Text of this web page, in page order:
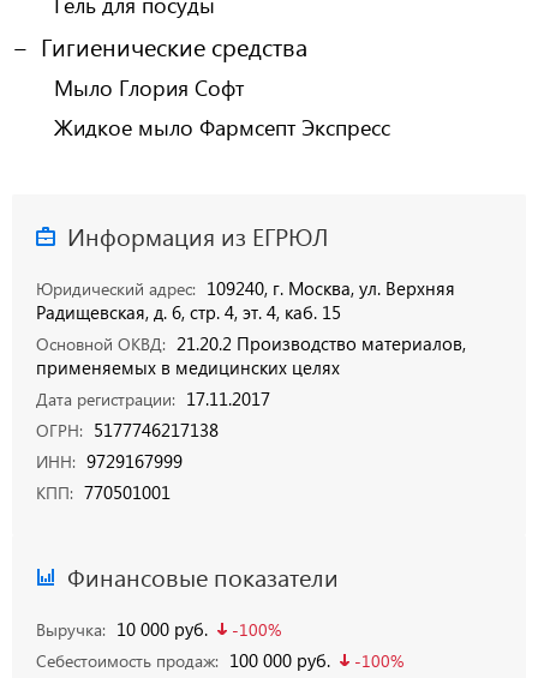
Гигиенические средства
Мыло Глория Софт
Жидкое мыло Фармсепт Экспресс
Информация из ЕГРЮЛ
Юридический адрес: 109240, г. Москва, ул. Верхняя
Радищевская, д. 6, стр. 4, эт. 4, каб. 15
Основной ОКВД: 21.20.2 Производство материалов,
применяемых в медицинских целях
Дата регистрации: 17.11.2017
ОГРН: 5177746217138
ИНН: 9729167999
КПП: 770501001
Финансовые показатели
Выручка: 10 000 руб.
-100%
Себестоимость продаж: 100 000 руб.
-100%